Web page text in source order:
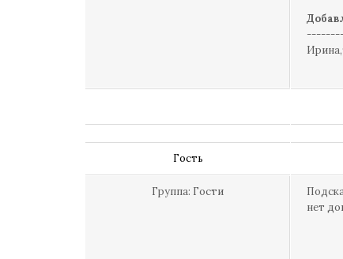
Гость
Группа: Гости
нет